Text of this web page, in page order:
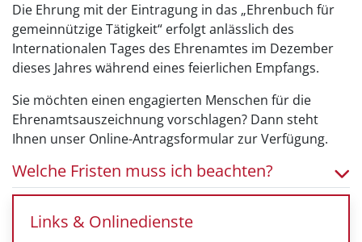
Die Ehrung mit der Eintragung in das „Ehrenbuch für
gemeinnützige Tätigkeit“ erfolgt anlässlich des
Internationalen Tages des Ehrenamtes im Dezember
dieses Jahres während eines feierlichen Empfangs.
Sie möchten einen engagierten Menschen für die
Ehrenamtsauszeichnung vorschlagen? Dann steht
Ihnen unser Online-Antragsformular zur Verfügung.
Welche Fristen muss ich beachten?
Links & Onlinedienste